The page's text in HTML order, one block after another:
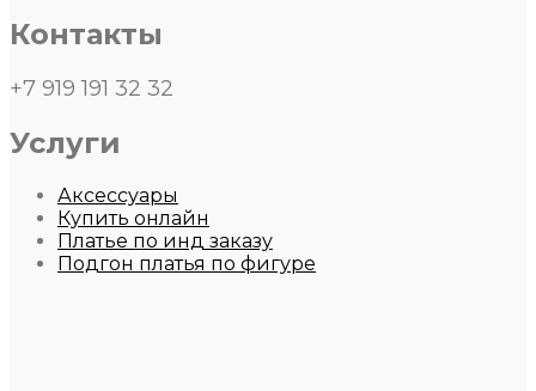
Контакты
+7 919 191 32 32
Услуги
Аксессуары
Купить онлайн
Платье по инд заказу
Подгон платья по фигуре